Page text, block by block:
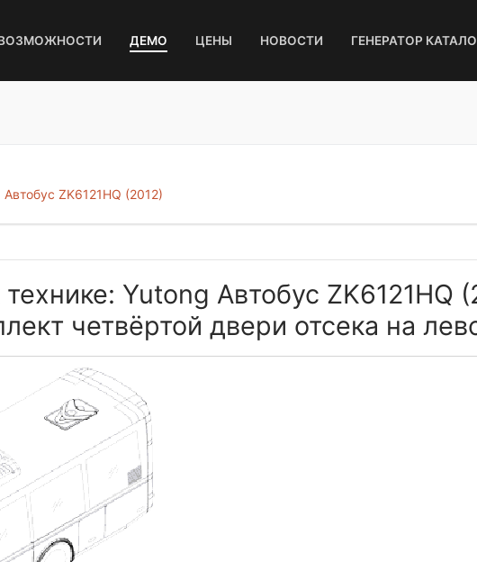
ДЕМО ЦЕНЫ НОВОСТИ ГЕНЕРАТОР
Автобус ZK6121HQ (2012)
Yutong Автобус ZK6121HQ
четвёртой двери отсека на